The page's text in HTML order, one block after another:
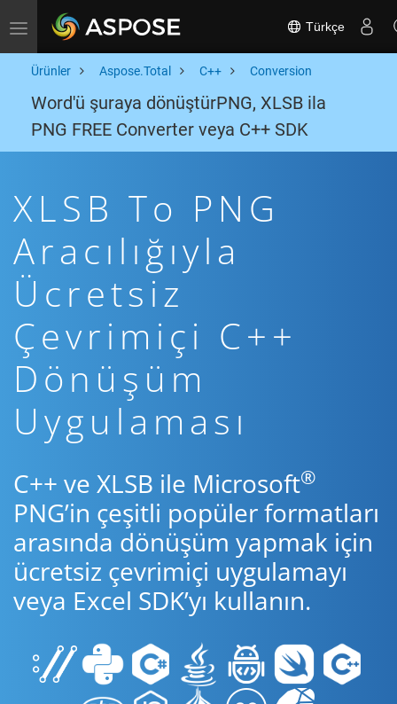
Toggle navigation Türkçe
Ürünler Aspose.Total C++ Conversion
Word'ü şuraya dönüştürPNG, XLSB ila
PNG FREE Converter veya C++ SDK
XLSB To PNG
Aracılığıyla
Ücretsiz
Çevrimiçi C++
Dönüşüm
Uygulaması
C++ ve XLSB ile Microsoft®
PNG’in çeşitli popüler formatları
arasında dönüşüm yapmak için
ücretsiz çevrimiçi uygulamayı
veya Excel SDK’yı kullanın.